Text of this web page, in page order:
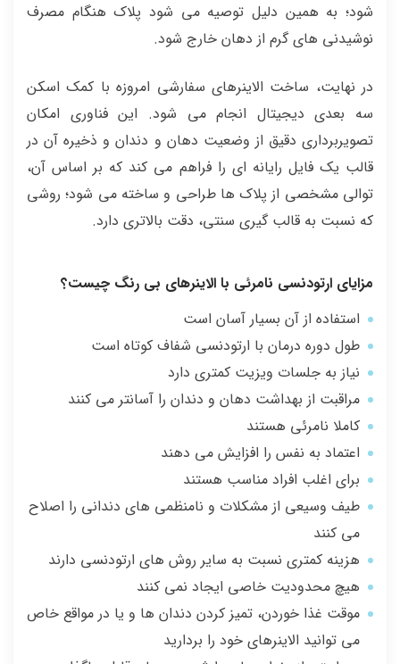
شود؛ به همین دلیل توصیه می‌ شود پلاک هنگام مصرف
نوشیدنی‌ های گرم از دهان خارج شود.
در نهایت، ساخت الاینرهای سفارشی امروزه با کمک اسکن
سه‌ بعدی دیجیتال انجام می‌ شود. این فناوری امکان
تصویربرداری دقیق از وضعیت دهان و دندان و ذخیره آن در
قالب یک فایل رایانه‌ ای را فراهم می‌ کند که بر اساس آن،
توالی مشخصی از پلاک‌ ها طراحی و ساخته می‌ شود؛ روشی
که نسبت به قالب‌ گیری سنتی، دقت بالاتری دارد.
مزایای ارتودنسی نامرئی با الاینرهای بی رنگ چیست؟
استفاده از آن بسیار آسان است
طول دوره درمان با ارتودنسی شفاف کوتاه است
نیاز به جلسات ویزیت کمتری دارد
مراقبت از بهداشت دهان و دندان را آسانتر می کنند
کاملا نامرئی هستند
اعتماد به نفس را افزایش می دهند
برای اغلب افراد مناسب هستند
طیف وسیعی از مشکلات و نامنظمی های دندانی را اصلاح
می کنند
هزینه کمتری نسبت به سایر روش های ارتودنسی دارند
هیچ محدودیت خاصی ایجاد نمی کنند
موقت غذا خوردن، تمیز کردن دندان ها و یا در مواقع خاص
می توانید الاینرهای خود را بردارید